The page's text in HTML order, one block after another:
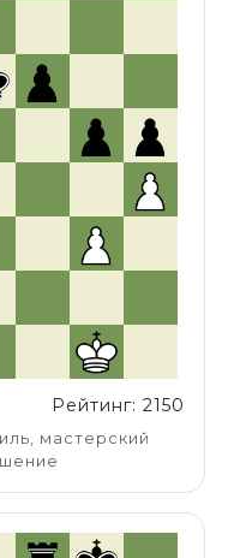
Рейтинг: 2150
мастерский